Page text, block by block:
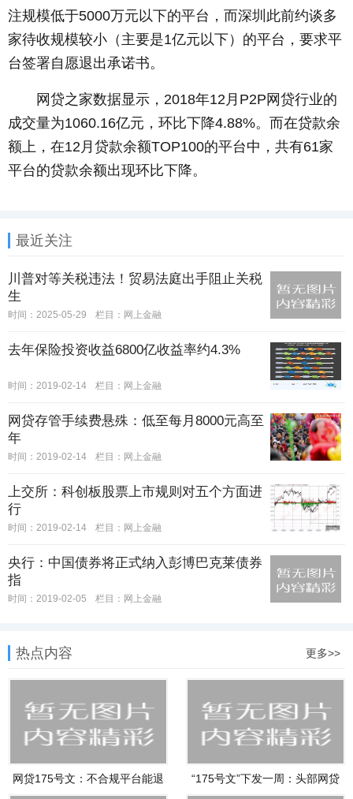
注规模低于5000万元以下的平台，而深圳此前约谈多
家待收规模较小（主要是1亿元以下）的平台，要求平
台签署自愿退出承诺书。
网贷之家数据显示，2018年12月P2P网贷行业的
成交量为1060.16亿元，环比下降4.88%。而在贷款余
额上，在12月贷款余额TOP100的平台中，共有61家
平台的贷款余额出现环比下降。
最近关注
川普对等关税违法！贸易法庭出手阻止关税
生
时间：2025-05-29 栏目： 网上金融
去年保险投资收益6800亿收益率约4.3%
时间：2019-02-14 栏目： 网上金融
网贷存管手续费悬殊：低至每月8000元高至
年
时间：2019-02-14 栏目： 网上金融
上交所：科创板股票上市规则对五个方面进
行
时间：2019-02-14 栏目： 网上金融
央行：中国债券将正式纳入彭博巴克莱债券
指
时间：2019-02-05 栏目： 网上金融
热点内容 更多>>
网贷175号文：不合规平台能退
“175号文”下发一周：头部网贷